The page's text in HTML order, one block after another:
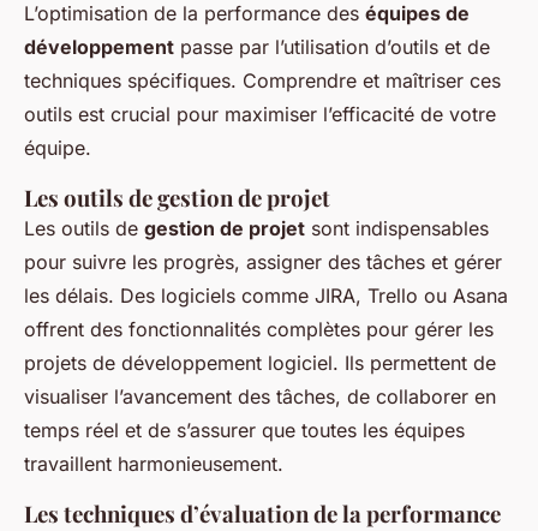
L’optimisation de la performance des équipes de
développement passe par l’utilisation d’outils et de
techniques spécifiques. Comprendre et maîtriser ces
outils est crucial pour maximiser l’efficacité de votre
équipe.
Les outils de gestion de projet
Les outils de gestion de projet sont indispensables
pour suivre les progrès, assigner des tâches et gérer
les délais. Des logiciels comme JIRA, Trello ou Asana
offrent des fonctionnalités complètes pour gérer les
projets de développement logiciel. Ils permettent de
visualiser l’avancement des tâches, de collaborer en
temps réel et de s’assurer que toutes les équipes
travaillent harmonieusement.
Les techniques d’évaluation de la performance